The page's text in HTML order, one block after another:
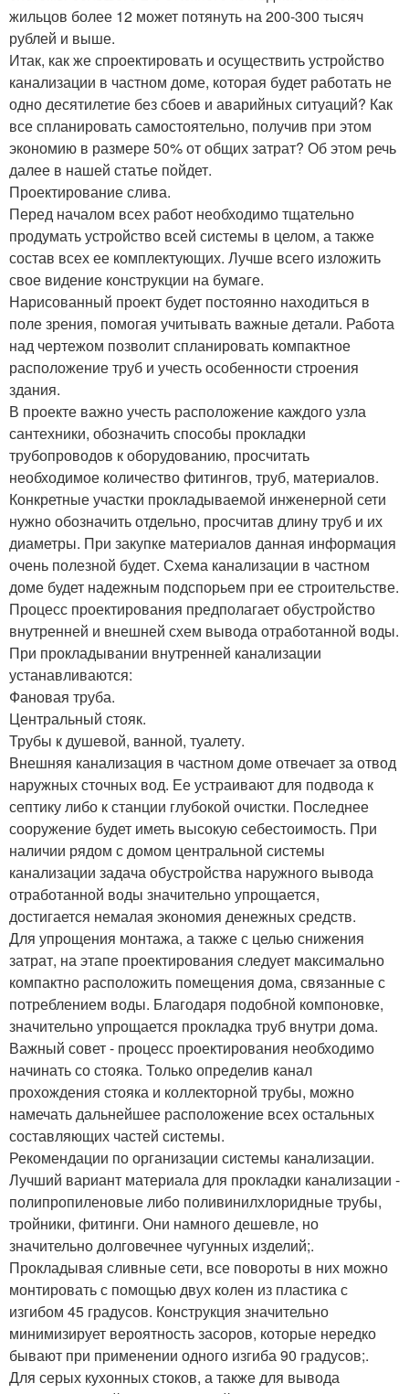
жильцов более 12 может потянуть на 200-300 тысяч
рублей и выше.
Итак, как же спроектировать и осуществить устройство
канализации в частном доме, которая будет работать не
одно десятилетие без сбоев и аварийных ситуаций? Как
все спланировать самостоятельно, получив при этом
экономию в размере 50% от общих затрат? Об этом речь
далее в нашей статье пойдет.
Проектирование слива.
Перед началом всех работ необходимо тщательно
продумать устройство всей системы в целом, а также
состав всех ее комплектующих. Лучше всего изложить
свое видение конструкции на бумаге.
Нарисованный проект будет постоянно находиться в
поле зрения, помогая учитывать важные детали. Работа
над чертежом позволит спланировать компактное
расположение труб и учесть особенности строения
здания.
В проекте важно учесть расположение каждого узла
сантехники, обозначить способы прокладки
трубопроводов к оборудованию, просчитать
необходимое количество фитингов, труб, материалов.
Конкретные участки прокладываемой инженерной сети
нужно обозначить отдельно, просчитав длину труб и их
диаметры. При закупке материалов данная информация
очень полезной будет. Схема канализации в частном
доме будет надежным подспорьем при ее строительстве.
Процесс проектирования предполагает обустройство
внутренней и внешней схем вывода отработанной воды.
При прокладывании внутренней канализации
устанавливаются:
Фановая труба.
Центральный стояк.
Трубы к душевой, ванной, туалету.
Внешняя канализация в частном доме отвечает за отвод
наружных сточных вод. Ее устраивают для подвода к
септику либо к станции глубокой очистки. Последнее
сооружение будет иметь высокую себестоимость. При
наличии рядом с домом центральной системы
канализации задача обустройства наружного вывода
отработанной воды значительно упрощается,
достигается немалая экономия денежных средств.
Для упрощения монтажа, а также с целью снижения
затрат, на этапе проектирования следует максимально
компактно расположить помещения дома, связанные с
потреблением воды. Благодаря подобной компоновке,
значительно упрощается прокладка труб внутри дома.
Важный совет - процесс проектирования необходимо
начинать со стояка. Только определив канал
прохождения стояка и коллекторной трубы, можно
намечать дальнейшее расположение всех остальных
составляющих частей системы.
Рекомендации по организации системы канализации.
Лучший вариант материала для прокладки канализации -
полипропиленовые либо поливинилхлоридные трубы,
тройники, фитинги. Они намного дешевле, но
значительно долговечнее чугунных изделий;.
Прокладывая сливные сети, все повороты в них можно
монтировать с помощью двух колен из пластика с
изгибом 45 градусов. Конструкция значительно
минимизирует вероятность засоров, которые нередко
бывают при применении одного изгиба 90 градусов;.
Для серых кухонных стоков, а также для вывода